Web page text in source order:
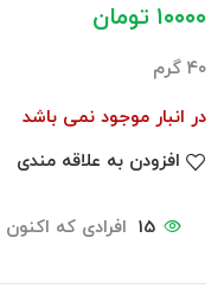
۱۰۰۰۰ تومان
۴۰ گرم
در انبار موجود نمی باشد
افزودن به علاقه مندی
15 افرادی که